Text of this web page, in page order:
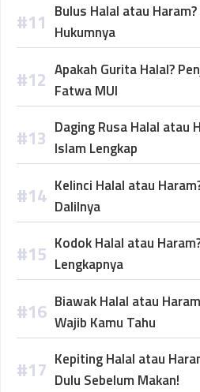
Bulus Halal atau
Hukumnya
Apakah Gurita Halal?
Fatwa MUI
Daging Rusa Halal atau
Islam Lengkap
Kelinci Halal atau
Dalilnya
Kodok Halal atau
Lengkapnya
Biawak Halal atau
Wajib Kamu Tahu
Kepiting Halal atau
Dulu Sebelum Makan!